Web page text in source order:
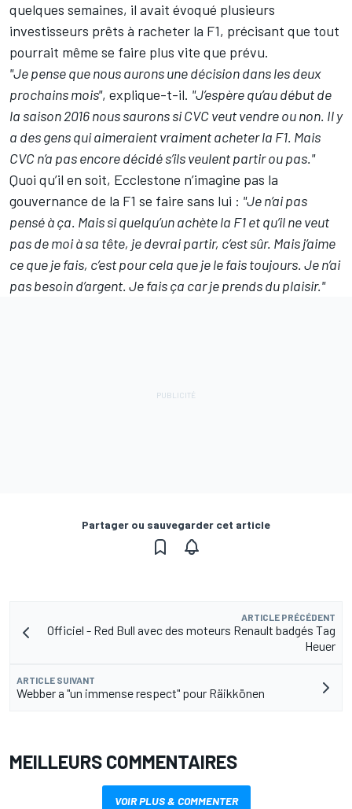
quelques semaines, il avait évoqué plusieurs
investisseurs prêts à racheter la F1, précisant que tout
pourrait même se faire plus vite que prévu.
"Je pense que nous aurons une décision dans les deux
prochains mois", explique-t-il. "J’espère qu’au début de
la saison 2016 nous saurons si CVC veut vendre ou non. Il y
a des gens qui aimeraient vraiment acheter la F1. Mais
CVC n’a pas encore décidé s’ils veulent partir ou pas."
Quoi qu’il en soit, Ecclestone n’imagine pas la
gouvernance de la F1 se faire sans lui : "Je n’ai pas
pensé à ça. Mais si quelqu’un achète la F1 et qu’il ne veut
pas de moi à sa tête, je devrai partir, c’est sûr. Mais j’aime
ce que je fais, c’est pour cela que je le fais toujours. Je n’ai
pas besoin d’argent. Je fais ça car je prends du plaisir."
Partager ou sauvegarder cet article
ARTICLE PRÉCÉDENT
Officiel - Red Bull avec des moteurs Renault badgés Tag
Heuer
ARTICLE SUIVANT
Webber a "un immense respect" pour Räikkönen
MEILLEURS COMMENTAIRES
VOIR PLUS & COMMENTER